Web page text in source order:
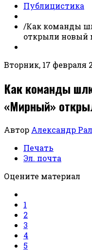
Публицистика
/Как команды
открыли новый
Вторник, 17 февраля
Как команды
«Мирный»
Автор Александр
Печать
Эл. почта
Оцените материал
1
2
3
4
5